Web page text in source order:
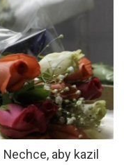
aby kazil